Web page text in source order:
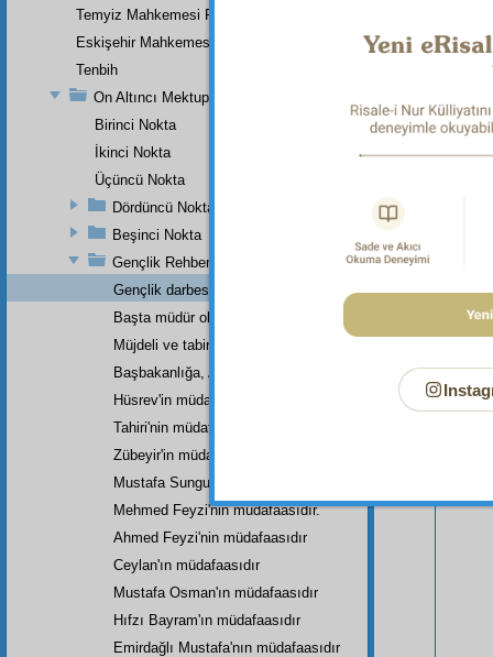
Temyiz Mahkemesi Riyasetine:
Eskişehir Mahkemesinde Yazılan Arzuhalin Bir Parçası
Tenbih
On Altıncı Mektup
Birinci Nokta
İkinci Nokta
Üçüncü Nokta
Dördüncü Nokta
Beşinci Nokta
Gençlik Rehberi'nin Küçük Bir Haşiyesi
Gençlik darbesini yiyip
Başta müdür olarak
Müjdeli ve tabiri çıkmış latif bir rüya.
Başbakanlığa, Adliye Bakanlığına,
Hüsrev'in müdafasıdır.
Tahiri'nin müdafasıdır.
Zübeyir'in müdafasıdır.
Mustafa Sungur'un müdafaasıdır.
Mehmed Feyzi'nin müdafaasıdır.
Ahmed Feyzi'nin müdafaasıdır
Ceylan'ın müdafaasıdır
Mustafa Osman'ın müdafaasıdır
Hıfzı Bayram'ın müdafaasıdır
Emirdağlı Mustafa'nın müdafaasıdır